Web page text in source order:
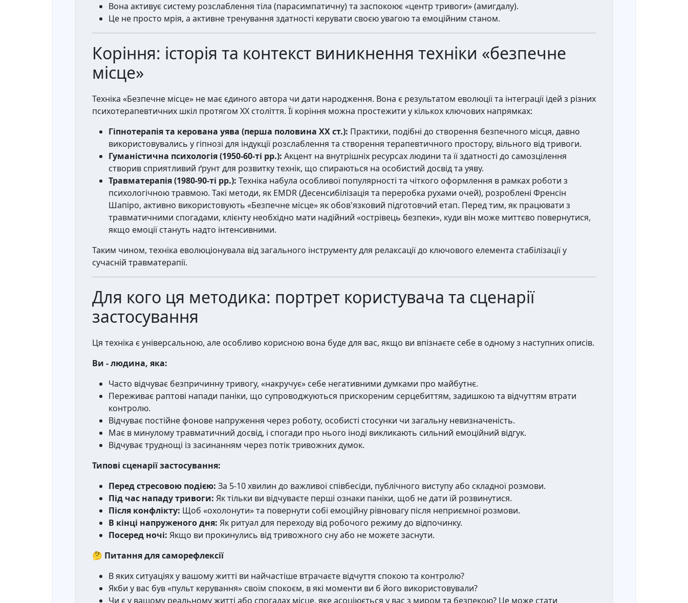
Вона активує систему розслаблення тіла (парасимпатичну) та заспокоює «центр тривоги» (амигдалу).
Це не просто мрія, а активне тренування здатності керувати своєю увагою та емоційним станом.
Коріння: історія та контекст виникнення техніки «безпечне
місце»
Техніка «Безпечне місце» не має єдиного автора чи дати народження. Вона є результатом еволюції та інтеграції ідей з різних
психотерапевтичних шкіл протягом XX століття. Її коріння можна простежити у кількох ключових напрямках:
Гіпнотерапія та керована уява (перша половина XX ст.): Практики, подібні до створення безпечного місця, давно
використовувались у гіпнозі для індукції розслаблення та створення терапевтичного простору, вільного від тривоги.
Гуманістична психологія (1950-60-ті рр.): Акцент на внутрішніх ресурсах людини та її здатності до самозцілення
створив сприятливий ґрунт для розвитку технік, що спираються на особистий досвід та уяву.
Травматерапія (1980-90-ті рр.): Техніка набула особливої популярності та чіткого оформлення в рамках роботи з
психологічною травмою. Такі методи, як EMDR (Десенсибілізація та переробка рухами очей), розроблені Френсін
Шапіро, активно використовують «Безпечне місце» як обов'язковий підготовчий етап. Перед тим, як працювати з
травматичними спогадами, клієнту необхідно мати надійний «острівець безпеки», куди він може миттєво повернутися,
якщо емоції стануть надто інтенсивними.
Таким чином, техніка еволюціонувала від загального інструменту для релаксації до ключового елемента стабілізації у
сучасній травматерапії.
Для кого ця методика: портрет користувача та сценарії
застосування
Ця техніка є універсальною, але особливо корисною вона буде для вас, якщо ви впізнаєте себе в одному з наступних описів.
Ви - людина, яка:
Часто відчуває безпричинну тривогу, «накручує» себе негативними думками про майбутнє.
Переживає раптові напади паніки, що супроводжуються прискореним серцебиттям, задишкою та відчуттям втрати
контролю.
Відчуває постійне фонове напруження через роботу, особисті стосунки чи загальну невизначеність.
Має в минулому травматичний досвід, і спогади про нього іноді викликають сильний емоційний відгук.
Відчуває труднощі із засинанням через потік тривожних думок.
Типові сценарії застосування:
Перед стресовою подією: За 5-10 хвилин до важливої співбесіди, публічного виступу або складної розмови.
Під час нападу тривоги: Як тільки ви відчуваєте перші ознаки паніки, щоб не дати їй розвинутися.
Після конфлікту: Щоб «охолонути» та повернути собі емоційну рівновагу після неприємної розмови.
В кінці напруженого дня: Як ритуал для переходу від робочого режиму до відпочинку.
Посеред ночі: Якщо ви прокинулись від тривожного сну або не можете заснути.
🤔 Питання для саморефлексії
В яких ситуаціях у вашому житті ви найчастіше втрачаєте відчуття спокою та контролю?
Якби у вас був «пульт керування» своїм спокоєм, в які моменти ви б його використовували?
Чи є у вашому реальному житті або спогадах місце, яке асоціюється у вас з миром та безпекою? Це може стати